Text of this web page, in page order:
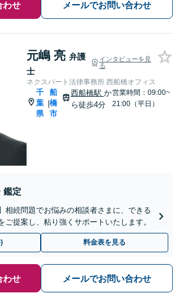
わせ メールでお問い合わせ
元嶋 亮 弁護
士
インタビューを見
る
ネクスパート法律事務所 西船橋オフィス
千
葉
県
|
船
橋
市
西船橋駅 か
ら徒歩4分
営業時間：09:00~
21:00（平日）
鑑定
相続問題でお悩みの相談者さまに、できる
ご提案し、粘り強くサポートいたします。
料金表を見る
わせ メールでお問い合わせ